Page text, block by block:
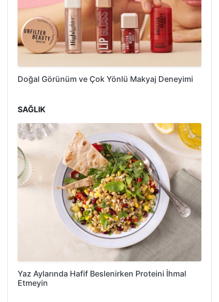
Doğal Görünüm ve Çok Yönlü Makyaj Deneyimi
SAĞLIK
Yaz Aylarında Hafif Beslenirken Proteini İhmal
Etmeyin